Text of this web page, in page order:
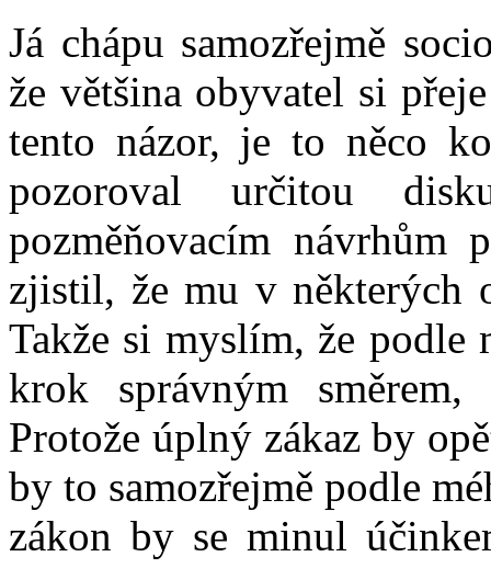
Já chápu samozřejmě
že většina obyvatel si
tento názor, je to něco
pozoroval určitou
pozměňovacím návrhům
zjistil, že mu v některých
Takže si myslím, že podle
krok správným
Protože úplný zákaz by
by to samozřejmě podle
zákon by se minul